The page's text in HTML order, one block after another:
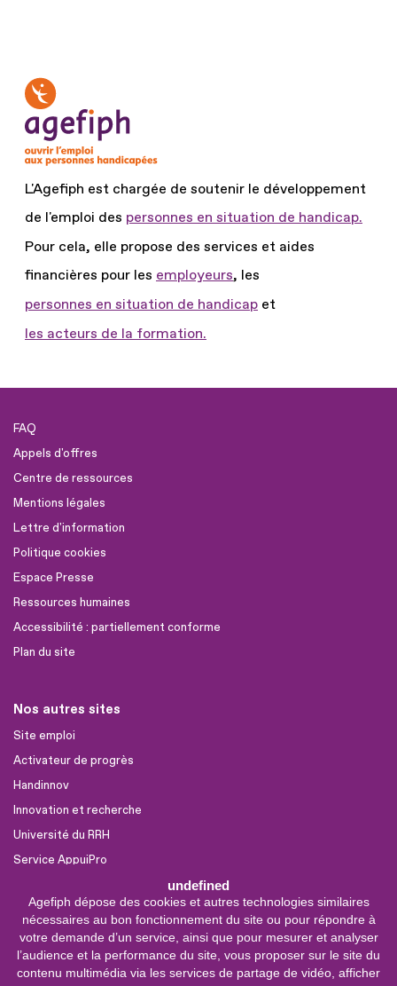
undefined
Agefiph dépose des cookies et autres technologies similaires
nécessaires au bon fonctionnement du site ou pour répondre à
votre demande d’un service, ainsi que pour mesurer et analyser
l’audience et la performance du site, vous proposer sur le site du
contenu multimédia via les services de partage de vidéo, afficher
L'Agefiph est chargée de soutenir le développement
de l'emploi des personnes en situation de handicap.
Pour cela, elle propose des services et aides
financières pour les employeurs, les
personnes en situation de handicap et
les acteurs de la formation.
FAQ
Appels d'offres
Centre de ressources
Mentions légales
Lettre d'information
Politique cookies
Espace Presse
Ressources humaines
Accessibilité : partiellement conforme
Plan du site
Nos autres sites
Site emploi
Activateur de progrès
Handinnov
Innovation et recherche
Université du RRH
Service AppuiPro
Nous suivre
Youtube
Linkedin